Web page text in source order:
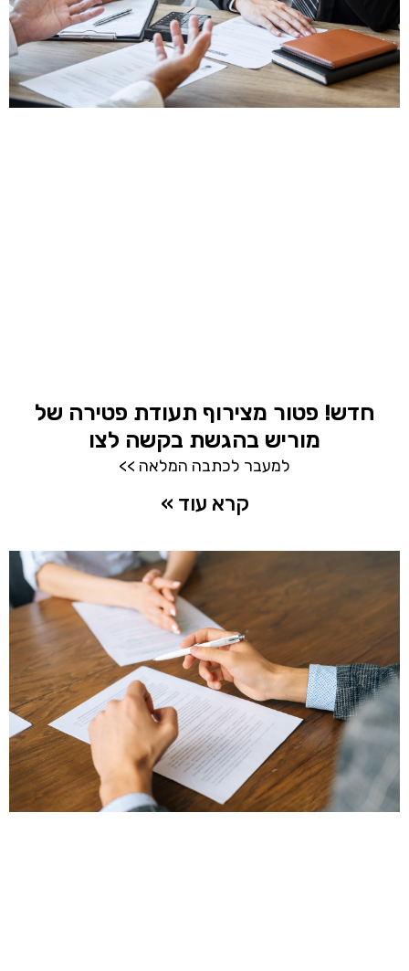
חדש! פטור מצירוף תעודת פטירה של
מוריש בהגשת בקשה לצו
למעבר לכתבה המלאה >>
קרא עוד »